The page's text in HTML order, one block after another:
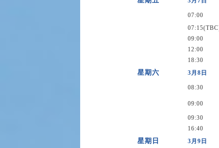
07:00
09:00
12:00
18:30
星期六 3月8日
08:30
09:00
09:30
16:40
星期日 3月9日